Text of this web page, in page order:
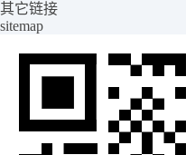
其它链接
sitemap